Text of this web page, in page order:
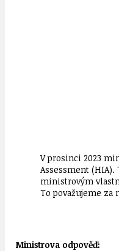
V prosinci 2023
Assessment
ministrovým
To považujeme
Ministrova odpověď: